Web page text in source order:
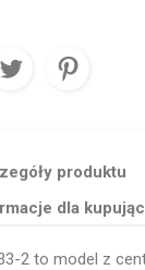
produktu
dla
2 to model z